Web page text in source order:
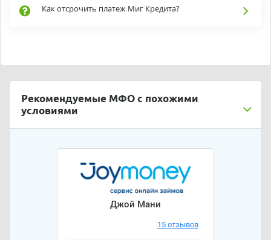
Как отсрочить платеж Миг Кредита?
Рекомендуемые МФО с похожими
условиями
Джой Мани
15 отзывов